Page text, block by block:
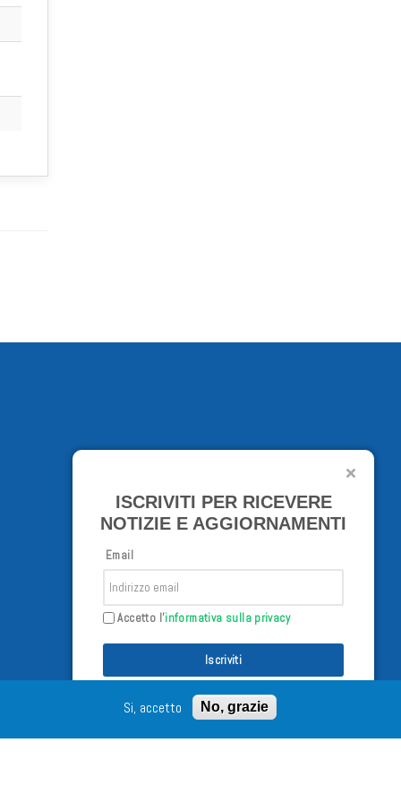
23/02/98 - Tutti i diritti riservati
ISCRIVITI PER RICEVERE
NOTIZIE E AGGIORNAMENTI
Email
Accetto l'informativa sulla privacy
Iscriviti
Si, accetto No, grazie